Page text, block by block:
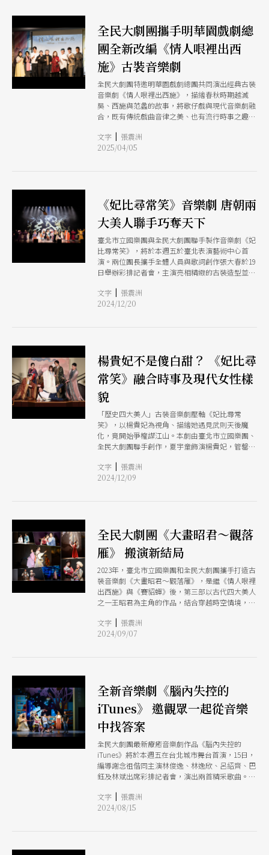
全民大劇團攜手明華園戲劇總
團全新改編《情人哏裡出西
施》古裝音樂劇
全民大劇團特邀明華園戲劇總團共同演出經典古裝
音樂劇《情人哏裡出西施》，描繪春秋時期越滅
吳、西施與范蠡的故事，將歌仔戲與現代音樂劇融
合，既有傳統戲曲音律之美、也有流行時事之趣
揮，顛覆歷史，不但重新詮釋美人西施的故事，也
給其他角色淒美又感嘆的結局。
文字 | 張震洲
2025/04/05
《妃比尋常笑》音樂劇 唐朝兩
大美人聯手巧奪天下
臺北市立國樂團與全民大劇團聯手製作音樂劇《妃
比尋常笑》，將於本週五於臺北表演藝術中心首
演。兩位團長攜手全體人員與歌詞創作張大春於19
日舉辦彩排記者會，主演亮相精緻的古裝造型並演
宴。劇情描述唐代楊玉環在太真觀出家時奇遇女帝
武則天的英靈，受到刺激與啟發後，一人一魂竟開
文字 | 張震洲
2024/12/20
楊貴妃不是傻白甜？ 《妃比尋
常笑》融合時事及現代女性樣
貌
「歷史四大美人」古裝音樂劇壓軸《妃比尋常
笑》，以楊貴妃為視角、描繪她遇見武則天後魔
化，竟開始爭權謀江山。本劇由臺北市立國樂團、
全民大劇團聯手創作，夏宇童飾演楊貴妃，管罄飾
飾高力士、郭耀仁飾壽王李瑁、林玟圻（Ctwo）
飾安祿山，劇情顛覆歷史、角色獨立生動，在高水
文字 | 張震洲
2024/12/09
全民大劇團《大畫昭君～觀落
雁》 搬演新結局
2023年，臺北市立國樂團和全民大劇團攜手打造古
裝音樂劇《大畫昭君～觀落雁》，是繼《情人哏裡
出西施》與《賽貂蟬》後，第三部以古代四大美人
之一王昭君為主角的作品，結合穿越時空情境，並
史，重新詮釋「昭君出塞和親」的故事。音樂劇由
張大春作詞、謝念祖編導、李哲藝作曲；資深音樂
文字 | 張震洲
2024/09/07
全新音樂劇《腦內失控的
iTunes》 邀觀眾一起從音樂
中找答案
全民大劇團最新療癒音樂劇作品《腦內失控的
iTunes》將於本週五在台北城市舞台首演，15日，
編導謝念祖偕同主演林俊逸、林逸欣、呂紹齊、巴
鈺及林斌出席彩排記者會，演出兩首精采歌曲。第
婚姻失和者交錯著，浮誇服裝造型展現不同身心症
的特性，例如失眠患者直接將床單、棉被、枕頭穿
文字 | 張震洲
2024/08/15